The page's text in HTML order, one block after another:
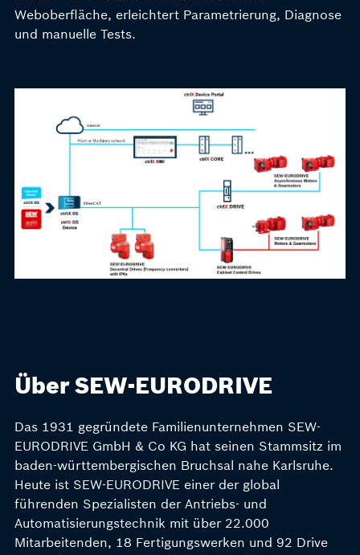
Weboberfläche, erleichtert Parametrierung, Diagnose
und manuelle Tests.
Über SEW-EURODRIVE
Das 1931 gegründete Familienunternehmen SEW-
EURODRIVE GmbH & Co KG hat seinen Stammsitz im
baden-württembergischen Bruchsal nahe Karlsruhe.
Heute ist SEW-EURODRIVE einer der global
führenden Spezialisten der Antriebs- und
Automatisierungstechnik mit über 22.000
Mitarbeitenden, 18 Fertigungswerken und 92 Drive